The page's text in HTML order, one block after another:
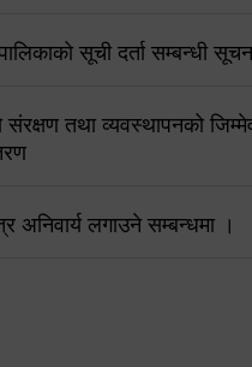
सूची दर्ता सम्बन्धी
तथा व्यवस्थापनको
अनिवार्य लगाउने सम्बन्धमा ।